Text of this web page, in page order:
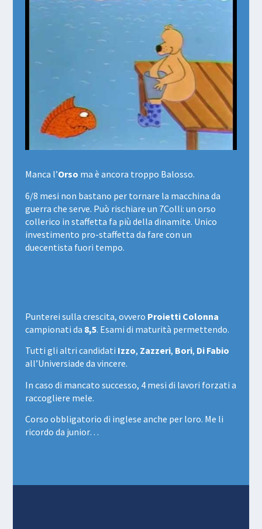
Manca l’Orso ma è ancora troppo Balosso.
6/8 mesi non bastano per tornare la macchina da
guerra che serve. Può rischiare un 7Colli: un orso
collerico in staffetta fa più della dinamite. Unico
investimento pro-staffetta da fare con un
duecentista fuori tempo.
Punterei sulla crescita, ovvero Proietti Colonna
campionati da 8,5. Esami di maturità permettendo.
Tutti gli altri candidati Izzo, Zazzeri, Bori, Di Fabio
all’Universiade da vincere.
In caso di mancato successo, 4 mesi di lavori forzati a
raccogliere mele.
Corso obbligatorio di inglese anche per loro. Me li
ricordo da junior…